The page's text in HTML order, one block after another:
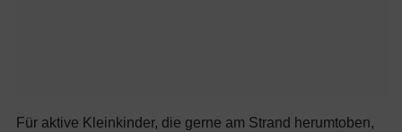
Für aktive Kleinkinder, die gerne am Strand herumtoben,